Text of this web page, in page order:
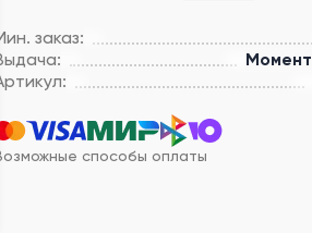
заказ:
способы оплаты